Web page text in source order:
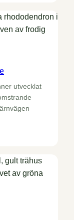
utvecklat